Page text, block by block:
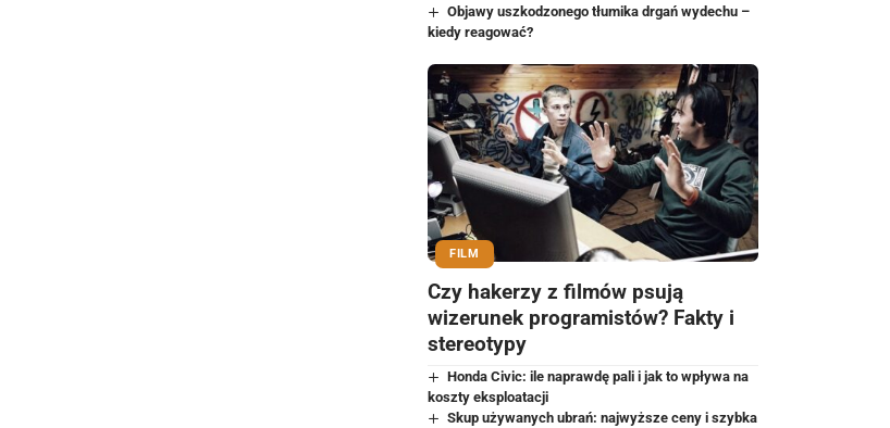
Objawy uszkodzonego tłumika drgań wydechu –
kiedy reagować?
FILM
Czy hakerzy z filmów psują
wizerunek programistów? Fakty i
stereotypy
Honda Civic: ile naprawdę pali i jak to wpływa na
koszty eksploatacji
Skup używanych ubrań: najwyższe ceny i szybka